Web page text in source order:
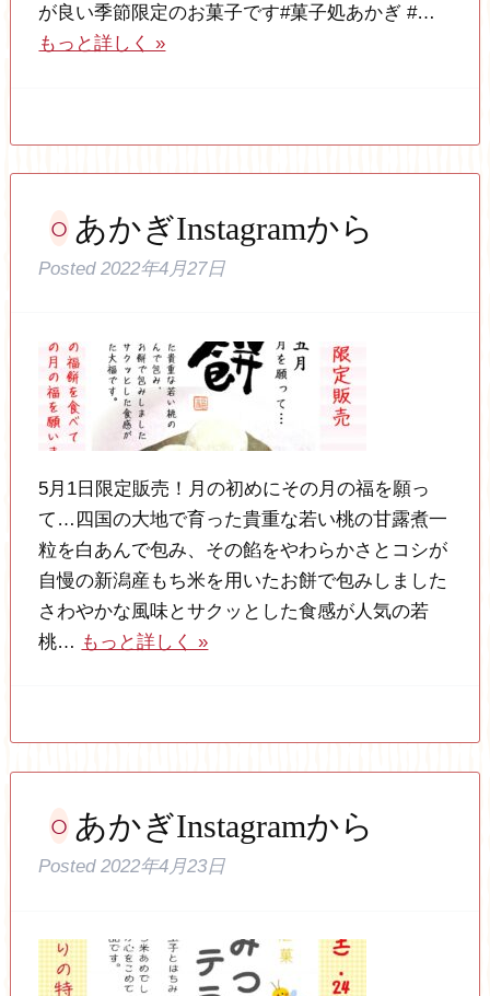
が良い季節限定のお菓子です#菓子処あかぎ #…
もっと詳しく »
あかぎInstagramから
Posted2022年4月27日
5月1日限定販売！月の初めにその月の福を願っ
て…四国の大地で育った貴重な若い桃の甘露煮一
粒を白あんで包み、その餡をやわらかさとコシが
自慢の新潟産もち米を用いたお餅で包みしました
さわやかな風味とサクッとした食感が人気の若
桃… もっと詳しく »
あかぎInstagramから
Posted2022年4月23日